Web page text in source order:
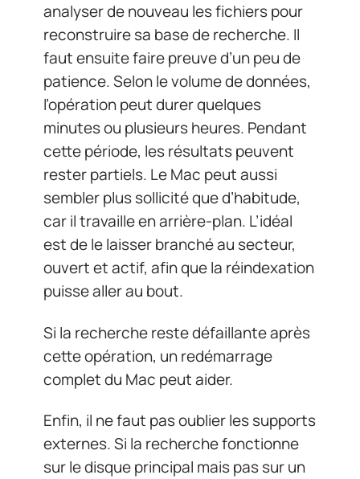
analyser de nouveau les fichiers pour
reconstruire sa base de recherche. Il
faut ensuite faire preuve d’un peu de
patience. Selon le volume de données,
l’opération peut durer quelques
minutes ou plusieurs heures. Pendant
cette période, les résultats peuvent
rester partiels. Le Mac peut aussi
sembler plus sollicité que d’habitude,
car il travaille en arrière-plan. L’idéal
est de le laisser branché au secteur,
ouvert et actif, afin que la réindexation
puisse aller au bout.
Si la recherche reste défaillante après
cette opération, un redémarrage
complet du Mac peut aider.
Enfin, il ne faut pas oublier les supports
externes. Si la recherche fonctionne
sur le disque principal mais pas sur un